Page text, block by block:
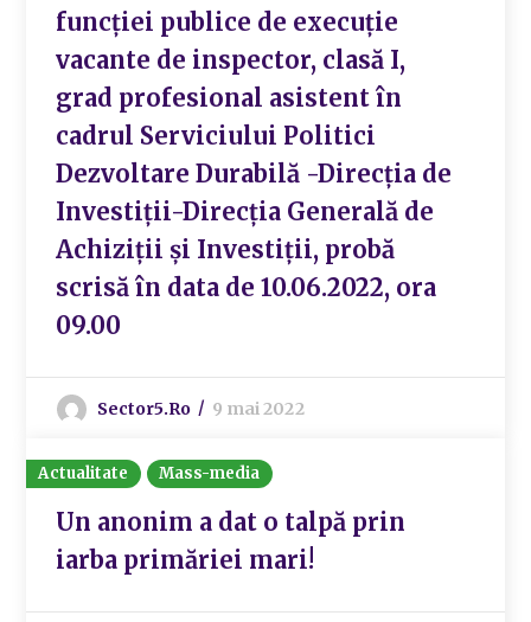
funcției publice de execuție
vacante de inspector, clasă I,
grad profesional asistent în
cadrul Serviciului Politici
Dezvoltare Durabilă -Direcția de
Investiții-Direcția Generală de
Achiziții și Investiții, probă
scrisă în data de 10.06.2022, ora
09.00
Sector5.ro 9 mai 2022
Actualitate Mass-media
Un anonim a dat o talpă prin
iarba primăriei mari!